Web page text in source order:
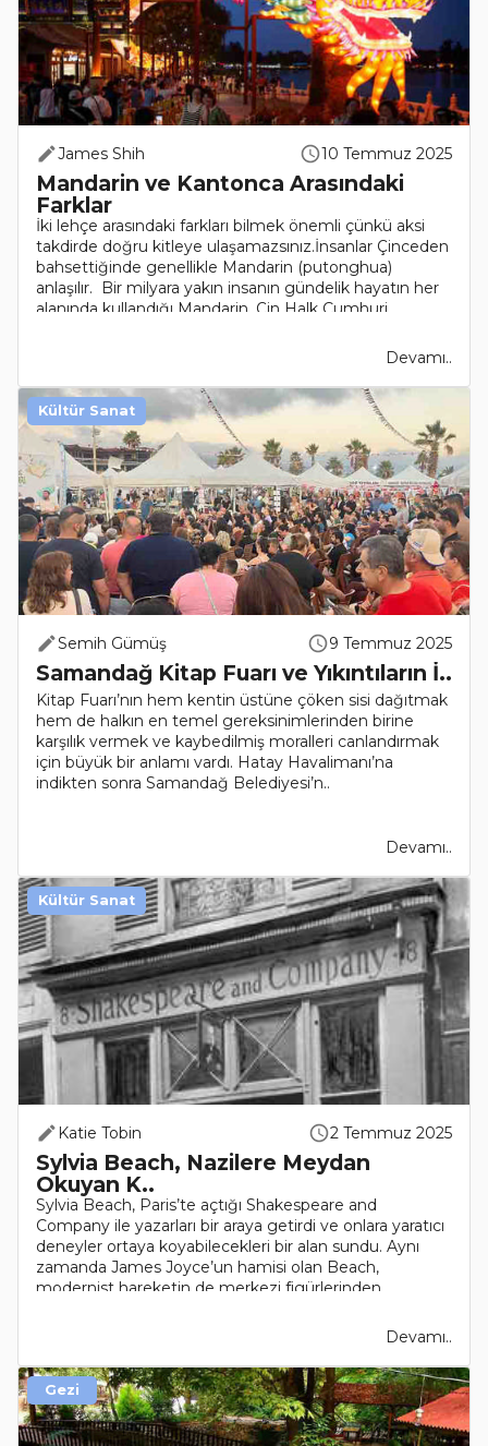
James Shih 10 Temmuz 2025
Mandarin ve Kantonca Arasındaki
Farklar
İki lehçe arasındaki farkları bilmek önemli çünkü aksi
takdirde doğru kitleye ulaşamazsınız.İnsanlar Çinceden
bahsettiğinde genellikle Mandarin (putonghua)
anlaşılır. Bir milyara yakın insanın gündelik hayatın her
alanında kullandığı Mandarin, Çin Halk Cumhuri..
Devamı..
Semih Gümüş 9 Temmuz 2025
Samandağ Kitap Fuarı ve Yıkıntıların İ..
Kitap Fuarı’nın hem kentin üstüne çöken sisi dağıtmak
hem de halkın en temel gereksinimlerinden birine
karşılık vermek ve kaybedilmiş moralleri canlandırmak
için büyük bir anlamı vardı. Hatay Havalimanı’na
indikten sonra Samandağ Belediyesi’n..
Devamı..
Kültür Sanat
Katie Tobin 2 Temmuz 2025
Sylvia Beach, Nazilere Meydan
Okuyan K..
Sylvia Beach, Paris’te açtığı Shakespeare and
Company ile yazarları bir araya getirdi ve onlara yaratıcı
deneyler ortaya koyabilecekleri bir alan sundu. Aynı
zamanda James Joyce’un hamisi olan Beach,
modernist hareketin de merkezi figürlerinden
Devamı..
Kültür Sanat
Gezi